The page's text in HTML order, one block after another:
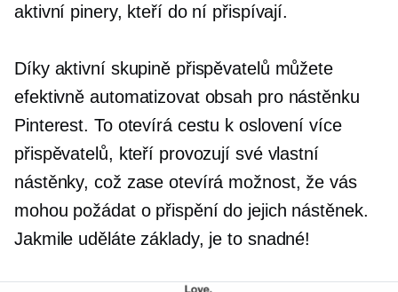
aktivní pinery, kteří do ní přispívají.
Díky aktivní skupině přispěvatelů můžete
efektivně automatizovat obsah pro nástěnku
Pinterest. To otevírá cestu k oslovení více
přispěvatelů, kteří provozují své vlastní
nástěnky, což zase otevírá možnost, že vás
mohou požádat o přispění do jejich nástěnek.
Jakmile uděláte základy, je to snadné!